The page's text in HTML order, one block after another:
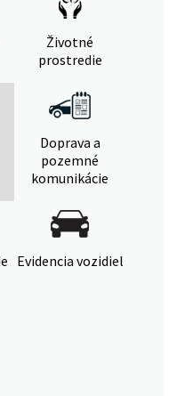
Životné
prostredie
Doprava a
pozemné
komunikácie
Evidencia vozidiel